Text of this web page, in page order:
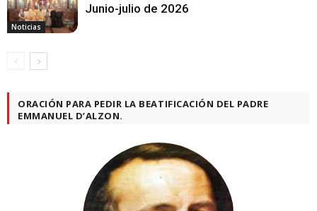
Noticias
Junio-julio de 2026
ORACIÓN PARA PEDIR LA BEATIFICACIÓN DEL PADRE
EMMANUEL D’ALZON.